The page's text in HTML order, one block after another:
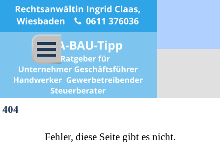
Direkt zum Seiteninhalt
404
Fehler, diese Seite gibt es nicht.